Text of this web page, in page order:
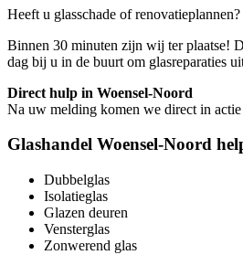
Heeft u glasschade of
Binnen 30 minuten zijn wij ter plaatse!
dag bij u in de buurt om glasreparaties
Direct hulp in Woensel-Noord
Na uw melding komen we direct in
Glashandel Woensel-Noord
Dubbelglas
Isolatieglas
Glazen deuren
Vensterglas
Zonwerend glas